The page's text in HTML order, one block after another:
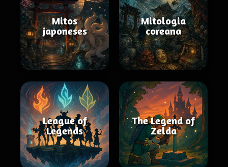
Mitos
japoneses
Mitologia
coreana
League of
Legends
The Legend of
Zelda